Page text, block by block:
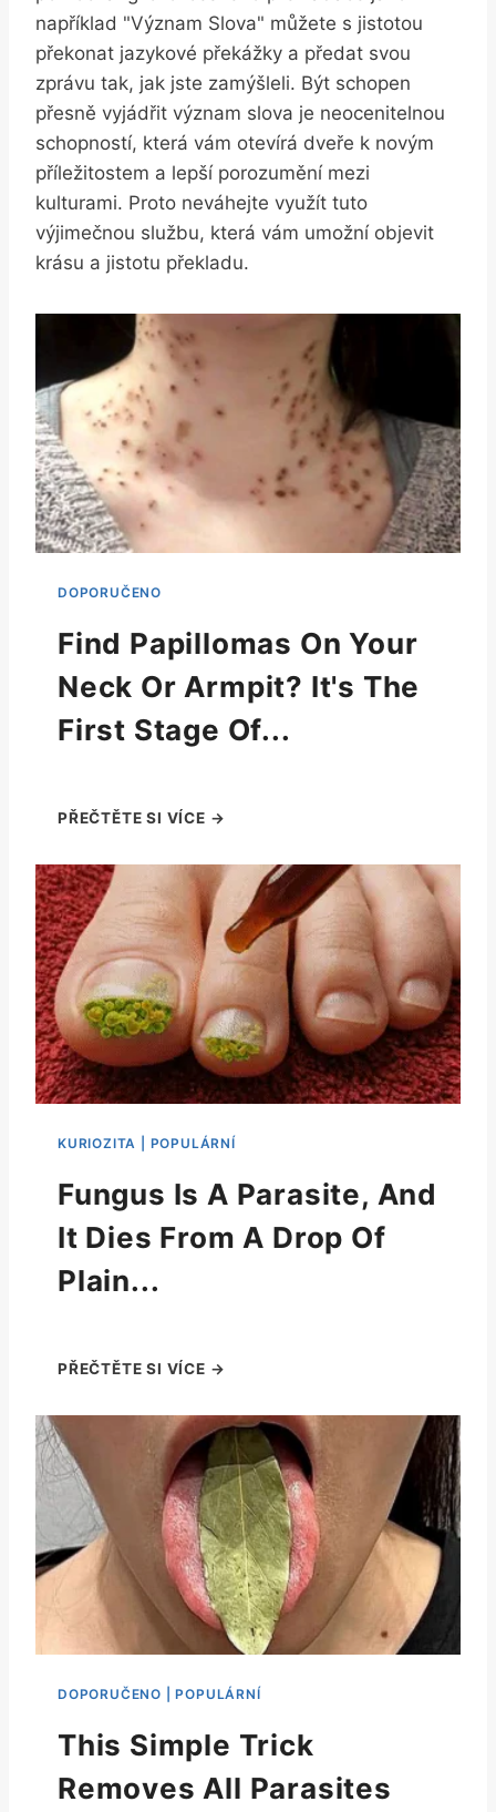
například "Význam Slova" můžete⁤ s jistotou
⁤překonat ‍jazykové⁢ překážky a předat svou
zprávu tak, jak jste zamýšleli. Být schopen
přesně vyjádřit význam⁤ slova je neocenitelnou
schopností, která vám otevírá dveře k novým
příležitostem a lepší porozumění mezi
kulturami. Proto ​neváhejte využít tuto
výjimečnou službu,⁣ která vám ‌umožní objevit
krásu a jistotu překladu.
Find Papillomas On Your
Neck Or Armpit? It's The
First Stage Of...
Fungus Is A Parasite, And
It Dies From A Drop Of
Plain...
This Simple Trick
Removes All Parasites